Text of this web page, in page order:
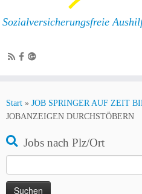
Inhalt
springen
Sozialversicherungsfreie
Start » JOB SPRINGER AUF ZEIT
JOBANZEIGEN DURCHSTÖBERN
Jobs nach Plz/Ort
nach: